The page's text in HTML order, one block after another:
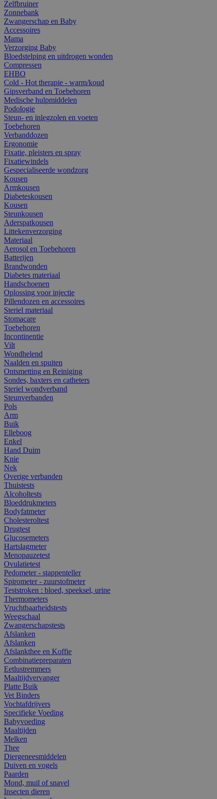
Zelfbruiner
Zonnebank
Zwangerschap en Baby
Accessoires
Mama
Verzorging Baby
Bloedstelping en uitdrogen wonden
Compressen
EHBO
Cold - Hot therapie - warm/koud
Gipsverband en Toebehoren
Medische hulpmiddelen
Podologie
Steun- en inlegzolen en voeten
Toebehoren
Verbanddozen
Ergonomie
Fixatie, pleisters en spray
Fixatiewindels
Gespecialiseerde wondzorg
Kousen
Armkousen
Diabeteskousen
Kousen
Steunkousen
Aderspatkousen
Littekenverzorging
Materiaal
Aerosol en Toebehoren
Batterijen
Brandwonden
Diabetes materiaal
Handschoenen
Oplossing voor injectie
Pillendozen en accessoires
Steriel materiaal
Stomacare
Toebehoren
Incontinentie
Vilt
Wondhelend
Naalden en spuiten
Ontsmetting en Reiniging
Sondes, baxters en catheters
Steriel wondverband
Steunverbanden
Pols
Arm
Buik
Elleboog
Enkel
Hand Duim
Knie
Nek
Overige verbanden
Thuistests
Alcoholtests
Bloeddrukmeters
Bodyfatmeter
Cholesteroltest
Drugtest
Glucosemeters
Hartslagmeter
Menopauzetest
Ovulatietest
Pedometer - stappenteller
Spirometer - zuurstofmeter
Teststroken : bloed, speeksel, urine
Thermometers
Vruchtbaarheidstests
Weegschaal
Zwangerschapstests
Afslanken
Afslanken
Afslankthee en Koffie
Combinatiepreparaten
Eetlustremmers
Maaltijdvervanger
Platte Buik
Vet Binders
Vochtafdrijvers
Specifieke Voeding
Babyvoeding
Maaltijden
Melken
Thee
Diergeneesmiddelen
Duiven en vogels
Paarden
Mond, muil of snavel
Insecten dieren